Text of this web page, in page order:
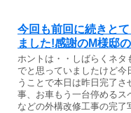
今回も前回に続きと
ました!感謝のM様邸
ホントは・・しばらくネタ
でと思っていましたけど今
うことで本日は昨日完了
事、お車もう一台停めるス
などの外構改修工事の完了